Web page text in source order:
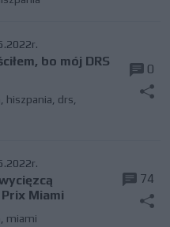
bo mój DRS
hiszpania drs
0
Miami
miami
74